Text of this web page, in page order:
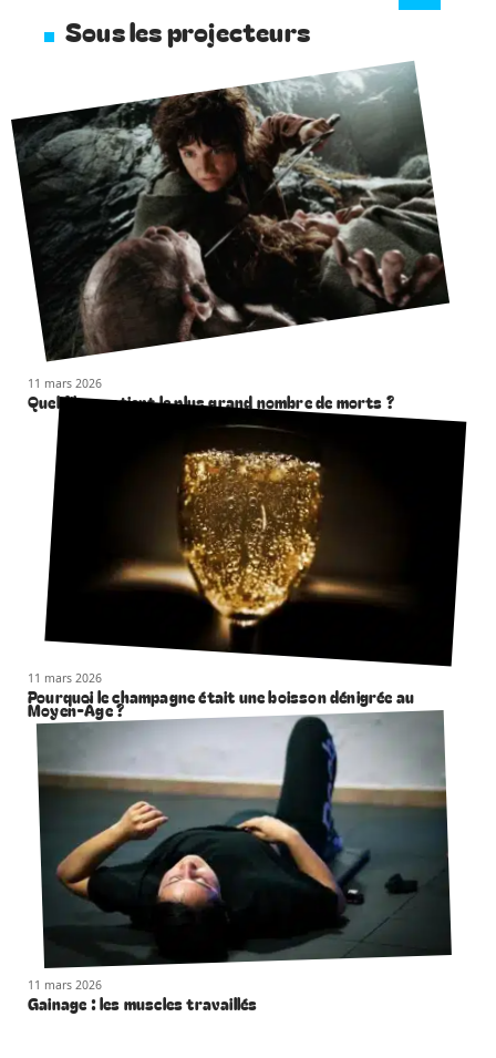
Sous les projecteurs
11 mars 2026
Quel film contient le plus grand nombre de morts ?
11 mars 2026
Pourquoi le champagne était une boisson dénigrée au
Moyen-Âge ?
11 mars 2026
Gainage : les muscles travaillés